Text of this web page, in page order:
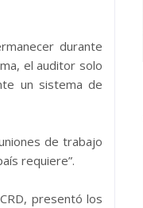
durante
el auditor solo
un sistema de
de trabajo
requiere”.
presentó los